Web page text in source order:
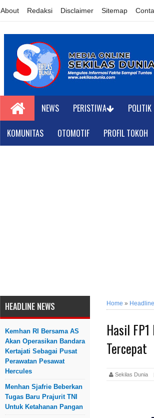
About Redaksi Disclaimer Sitemap
NEWS PERISTIWA POLITIK
KOMUNITAS OTOMOTIF PROFIL TOKOH
HEADLINE NEWS
Kemhan RI Bersama AS
Akan Operasikan Bandara
Kertajati Sebagai Pusat
Perawatan Pesawat
Hercules
Menhan Sjafrie Beberkan
Tugas Baru Prajurit TNI
Untuk Ketahanan Pangan
Home » Headline
Hasil
Tercepat
Sekilas Dunia